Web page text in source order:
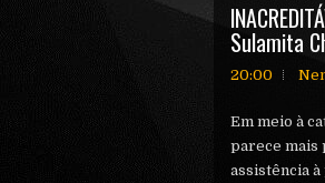
Sulamita
20:00
Em meio à
parece mais
assistência